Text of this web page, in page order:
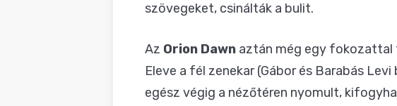
szövegeket, csinálták a bulit.
Az Orion Dawn aztán még egy
Eleve a fél zenekar (Gábor és Barabás
egész végig a nézőtéren nyomult,